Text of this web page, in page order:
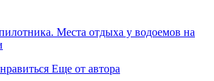
Места отдыха у водоемов на
Еще от автора